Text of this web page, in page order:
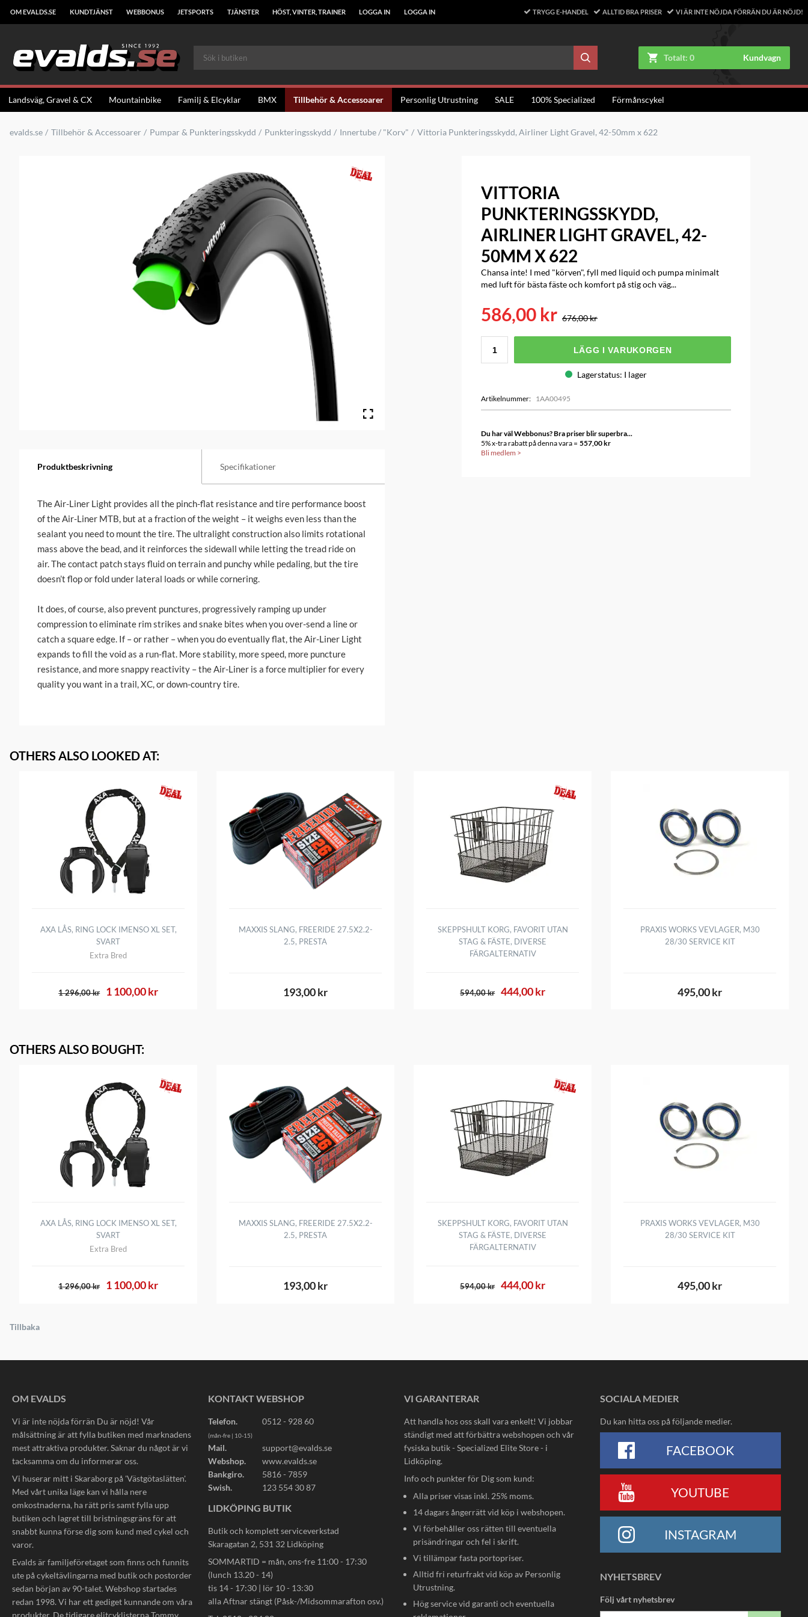
OM EVALDS.SE KUNDTJÄNST WEBBONUS JETSPORTS TJÄNSTER HÖST, VINTER, TRAINER LOGGA IN LOGGA IN TRYGG E-HANDEL ALLTID BRA PRISER VI ÄR INTE NÖJDA FÖRRÄN DU ÄR NÖJD!
Totalt: 0 Kundvagn
Landsväg, Gravel & CX Mountainbike Familj & Elcyklar BMX Tillbehör & Accessoarer Personlig Utrustning SALE 100% Specialized Förmånscykel
evalds.se Tillbehör & Accessoarer Pumpar & Punkteringsskydd Punkteringsskydd Innertube / "Korv" Vittoria Punkteringsskydd, Airliner Light Gravel, 42-50mm x 622
Produktbeskrivning Specifikationer
The Air-Liner Light provides all the pinch-flat resistance and tire performance boost
of the Air-Liner MTB, but at a fraction of the weight – it weighs even less than the
sealant you need to mount the tire. The ultralight construction also limits rotational
mass above the bead, and it reinforces the sidewall while letting the tread ride on
air. The contact patch stays fluid on terrain and punchy while pedaling, but the tire
doesn’t flop or fold under lateral loads or while cornering.
It does, of course, also prevent punctures, progressively ramping up under
compression to eliminate rim strikes and snake bites when you over-send a line or
catch a square edge. If – or rather – when you do eventually flat, the Air-Liner Light
expands to fill the void as a run-flat. More stability, more speed, more puncture
resistance, and more snappy reactivity – the Air-Liner is a force multiplier for every
quality you want in a trail, XC, or down-country tire.
VITTORIA
PUNKTERINGSSKYDD,
AIRLINER LIGHT GRAVEL, 42-
50MM X 622
Chansa inte! I med "körven", fyll med liquid och pumpa minimalt
med luft för bästa fäste och komfort på stig och väg...
586,00 kr 676,00 kr
LÄGG I VARUKORGEN
Lagerstatus: I lager
Artikelnummer: 1AA00495
Du har väl Webbonus? Bra priser blir superbra...
5% x-tra rabatt på denna vara = 557,00 kr
Bli medlem >
OTHERS ALSO LOOKED AT:
AXA LÅS, RING LOCK IMENSO XL SET,
SVART
Extra Bred
1 100,00 kr
1 296,00 kr
MAXXIS SLANG, FREERIDE 27.5X2.2-
2.5, PRESTA
193,00 kr
SKEPPSHULT KORG, FAVORIT UTAN
STAG & FÄSTE, DIVERSE
FÄRGALTERNATIV
444,00 kr
594,00 kr
PRAXIS WORKS VEVLAGER, M30
28/30 SERVICE KIT
495,00 kr
OTHERS ALSO BOUGHT:
AXA LÅS, RING LOCK IMENSO XL SET,
SVART
Extra Bred
1 100,00 kr
1 296,00 kr
MAXXIS SLANG, FREERIDE 27.5X2.2-
2.5, PRESTA
193,00 kr
SKEPPSHULT KORG, FAVORIT UTAN
STAG & FÄSTE, DIVERSE
FÄRGALTERNATIV
444,00 kr
594,00 kr
PRAXIS WORKS VEVLAGER, M30
28/30 SERVICE KIT
495,00 kr
Tillbaka
OM EVALDS
Vi är inte nöjda förrän Du är nöjd! Vår
målsättning är att fylla butiken med marknadens
mest attraktiva produkter. Saknar du något är vi
tacksamma om du informerar oss.
Vi huserar mitt i Skaraborg på 'Västgötaslätten'.
Med vårt unika läge kan vi hålla nere
omkostnaderna, ha rätt pris samt fylla upp
butiken och lagret till bristningsgräns för att
snabbt kunna förse dig som kund med cykel och
varor.
Evalds är familjeföretaget som finns och funnits
ute på cykeltävlingarna med butik och postorder
sedan början av 90-talet. Webshop startades
redan 1998. Vi har ett gediget kunnande om våra
produkter. De tidigare elitcyklisterna Tommy
KONTAKT WEBSHOP
Telefon. 0512 - 928 60
(mån-fre | 10-15)
Mail.
support@evalds.se
Webshop.
www.evalds.se
Bankgiro.
5816 - 7859
Swish.
123 554 30 87
LIDKÖPING BUTIK
Butik och komplett serviceverkstad
Skaragatan 2, 531 32 Lidköping
SOMMARTID = mån, ons-fre 11:00 - 17:30
(lunch 13.20 - 14)
tis 14 - 17:30 | lör 10 - 13:30
alla Aftnar stängt (Påsk-/Midsommarafton osv.)
VI GARANTERAR
Att handla hos oss skall vara enkelt! Vi jobbar
ständigt med att förbättra webshopen och vår
fysiska butik - Specialized Elite Store - i
Lidköping.
Info och punkter för Dig som kund:
Alla priser visas inkl. 25% moms.
14 dagars ångerrätt vid köp i webshopen.
Vi förbehåller oss rätten till eventuella
prisändringar och fel i skrift.
Vi tillämpar fasta portopriser.
Alltid fri returfrakt vid köp av Personlig
Utrustning.
Hög service vid garanti och eventuella
SOCIALA MEDIER
Du kan hitta oss på följande medier.
FACEBOOK
YOUTUBE
INSTAGRAM
NYHETSBREV
Följ vårt nyhetsbrev